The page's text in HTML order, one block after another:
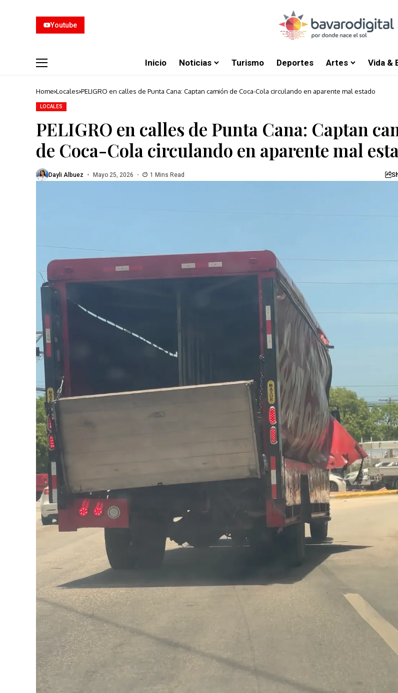
Youtube
Inicio Noticias Turismo Deportes Artes Vida &
Home Locales PELIGRO en calles de Punta Cana: Captan camión de Coca-Cola circulando en aparente mal estado
LOCALES
PELIGRO en calles de Punta Cana: Captan
de Coca-Cola circulando en aparente mal
Dayli Albuez Mayo 25, 2026 1 Mins Read